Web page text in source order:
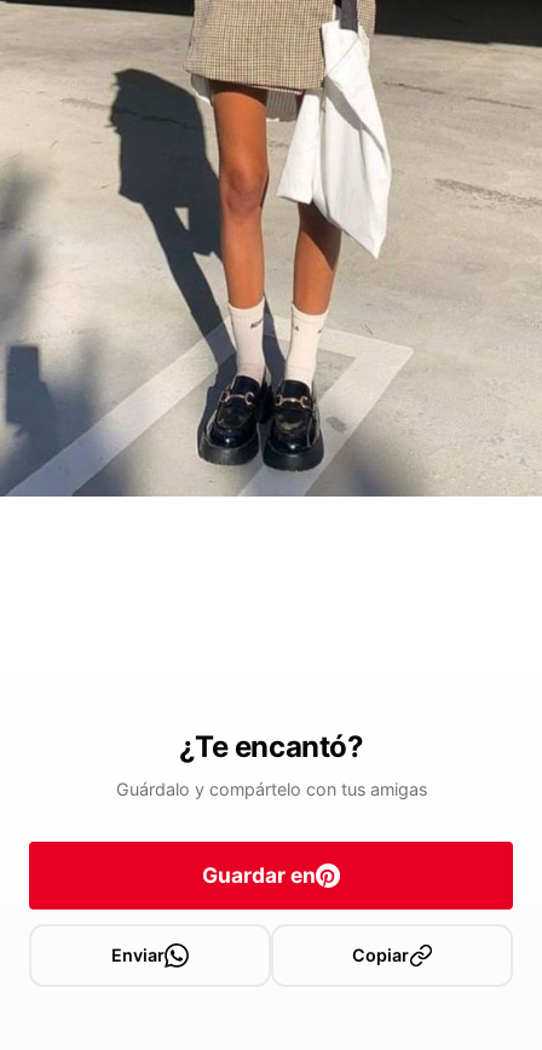
¿Te encantó?
Guárdalo y compártelo con tus amigas
Guardar en
Enviar Copiar